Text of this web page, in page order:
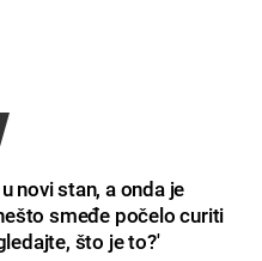
novi stan, a onda je
smeđe počelo curiti
što je to?'